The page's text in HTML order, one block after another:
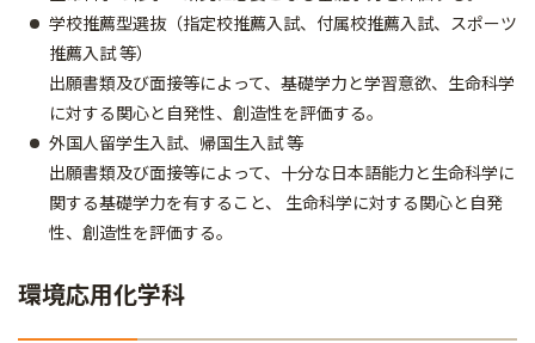
学校推薦型選抜（指定校推薦入試、付属校推薦入試、スポーツ
推薦入試 等）
出願書類及び面接等によって、基礎学力と学習意欲、生命科学
に対する関心と自発性、創造性を評価する。
外国人留学生入試、帰国生入試 等
出願書類及び面接等によって、十分な日本語能力と生命科学に
関する基礎学力を有すること、 生命科学に対する関心と自発
性、創造性を評価する。
環境応用化学科